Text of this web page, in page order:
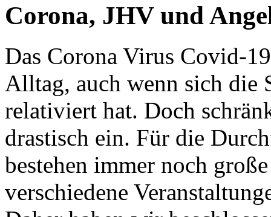
Corona, JHV und
Das Corona Virus Covid-
Alltag, auch wenn sich die
relativiert hat. Doch
drastisch ein. Für die
bestehen immer noch
verschiedene